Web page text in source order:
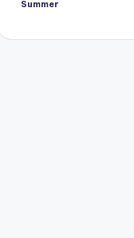
Summer